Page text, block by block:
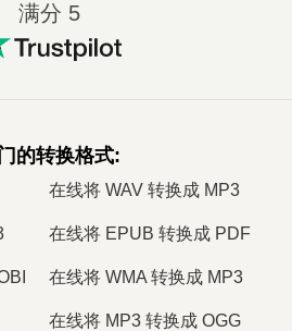
满分 5
的转换格式:
在线将 WAV 转换成 MP3
在线将 EPUB 转换成 PDF
在线将 WMA 转换成 MP3
在线将 MP3 转换成 OGG